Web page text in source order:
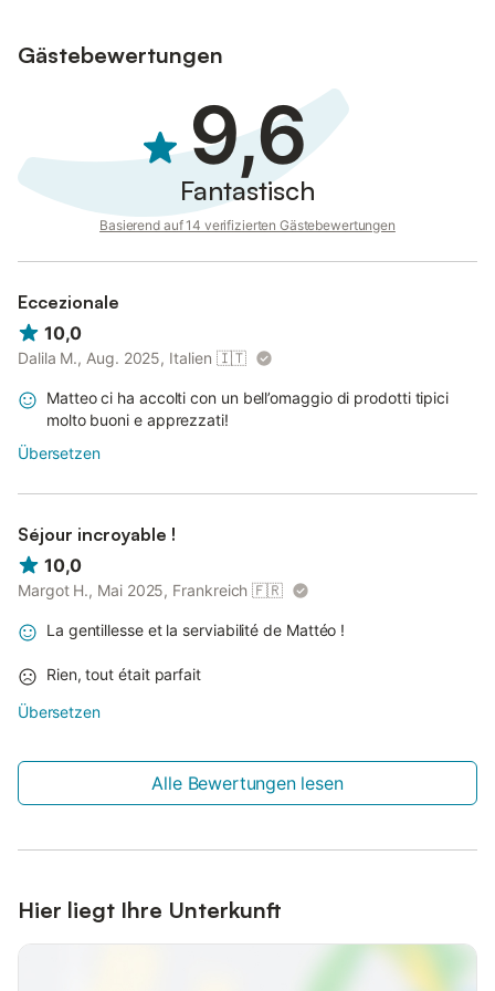
Gästebewertungen
9,6
Fantastisch
Basierend auf 14 verifizierten Gästebewertungen
Eccezionale
10,0
Dalila M., Aug. 2025, Italien 🇮🇹
Matteo ci ha accolti con un bell’omaggio di prodotti tipici
molto buoni e apprezzati!
Übersetzen
Séjour incroyable !
10,0
Margot H., Mai 2025, Frankreich 🇫🇷
La gentillesse et la serviabilité de Mattéo !
Rien, tout était parfait
Übersetzen
Alle Bewertungen lesen
Hier liegt Ihre Unterkunft